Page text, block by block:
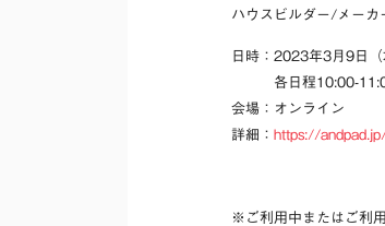
ハウスビルダー/メー
日時：2023年3月9日
各日程10:00-
会場：オンライン
詳細： https://
※ご利用中またはご利